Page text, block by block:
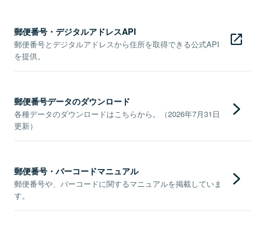
郵便番号・デジタルアドレスAPI
郵便番号とデジタルアドレスから住所を取得できる公式API
を提供。
郵便番号データのダウンロード
各種データのダウンロードはこちらから。（2026年7月31日
更新）
郵便番号・バーコードマニュアル
郵便番号や、バーコードに関するマニュアルを掲載していま
す。